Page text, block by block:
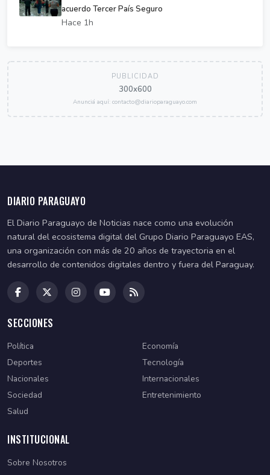
acuerdo Tercer País Seguro
Hace 1h
PUBLICIDAD
300x600
Anunciá aquí: contacto@diarioparaguayo.com
DIARIO PARAGUAYO
El Diario Paraguayo de Noticias nace como una evolución
natural del ecosistema digital del Grupo Diario Paraguayo EAS,
una organización con más de 20 años de trayectoria en el
desarrollo de contenidos digitales dentro y fuera del Paraguay.
SECCIONES
Política
Economía
Deportes
Tecnología
Nacionales
Internacionales
Sociedad
Entretenimiento
Salud
INSTITUCIONAL
Sobre Nosotros